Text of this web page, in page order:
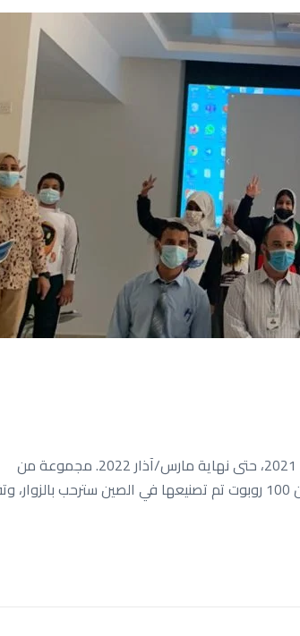
تم التعرف على معرض إكسبو دبي 2020، والذي بدأ مطلع أكتوبر/تشرين الأول 2021، حتى نهاية مارس/آذار 2022. مجموعة من
المعلومات اللافتة في المعرض والذي تشارك 192 دوبة في أعماله: 1-أكثر من 100 روبوت تم تصنيعها في الصين سترحب